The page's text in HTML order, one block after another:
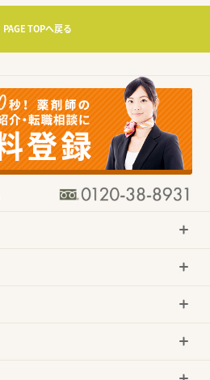
PAGE TOPへ戻る